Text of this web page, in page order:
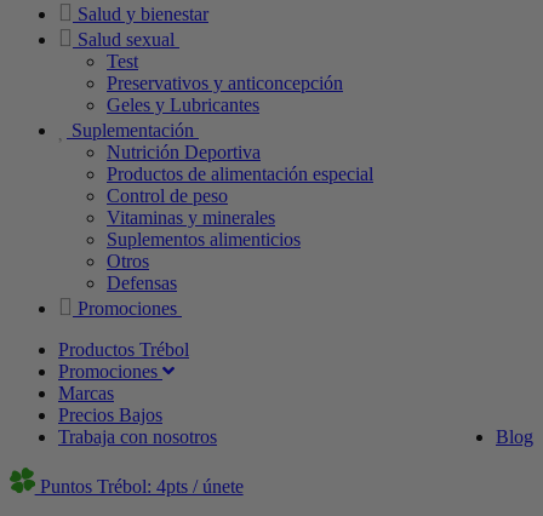
Salud y bienestar
Salud sexual
Test
Preservativos y anticoncepción
Geles y Lubricantes
Suplementación
Nutrición Deportiva
Productos de alimentación especial
Control de peso
Vitaminas y minerales
Suplementos alimenticios
Otros
Defensas
Promociones
Productos Trébol
Promociones
Marcas
Precios Bajos
Blog
Trabaja con nosotros
Puntos Trébol: 4pts / únete